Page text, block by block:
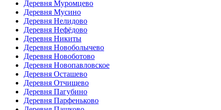
Деревня Муромцево
Деревня Мусино
Деревня Нелидово
Деревня Нефёдово
Деревня Никиты
Деревня Новоболычево
Деревня Новоботово
Деревня Новопавловское
Деревня Осташево
Деревня Отчищево
Деревня Пагубино
Деревня Парфеньково